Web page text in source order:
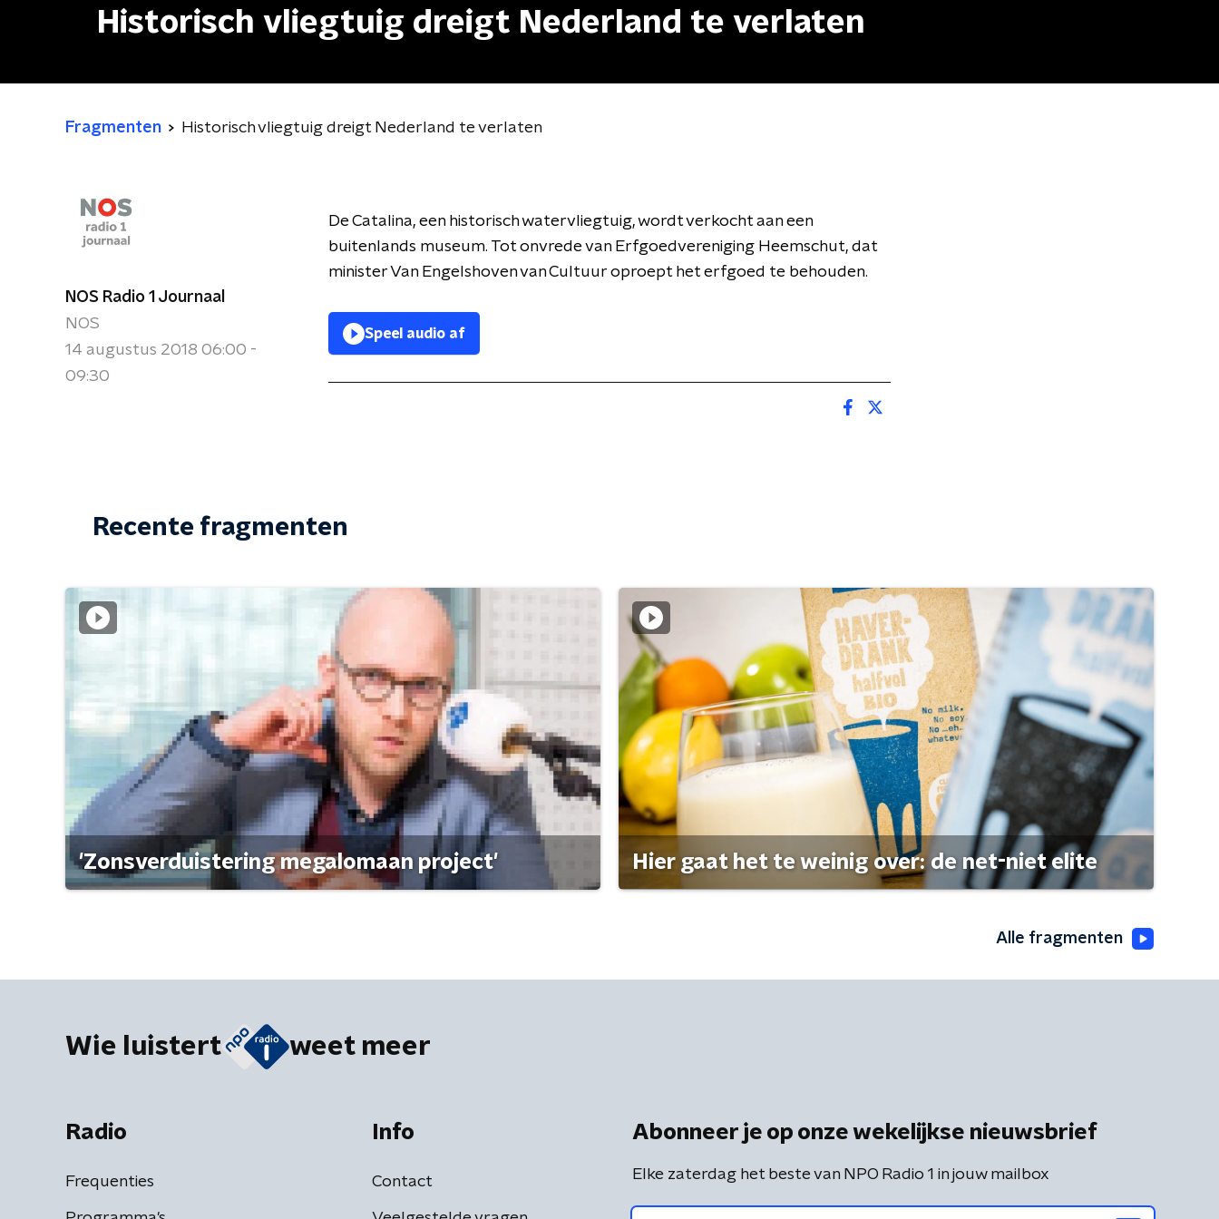
Historisch vliegtuig dreigt Nederland te verlaten
Fragmenten Historisch vliegtuig dreigt Nederland te verlaten
NOS Radio 1 Journaal
NOS
14 augustus 2018 06:00 -
09:30
De Catalina, een historisch watervliegtuig, wordt verkocht aan een
buitenlands museum. Tot onvrede van Erfgoedvereniging Heemschut, dat
minister Van Engelshoven van Cultuur oproept het erfgoed te behouden.
Speel audio af
Recente fragmenten
'Zonsverduistering megalomaan project' Hier gaat het te weinig over: de net-niet elite
Alle fragmenten
Wie luistert weet meer
Radio
Frequenties
Info
Contact
Abonneer je op onze wekelijkse nieuwsbrief
Elke zaterdag het beste van NPO Radio 1 in jouw mailbox